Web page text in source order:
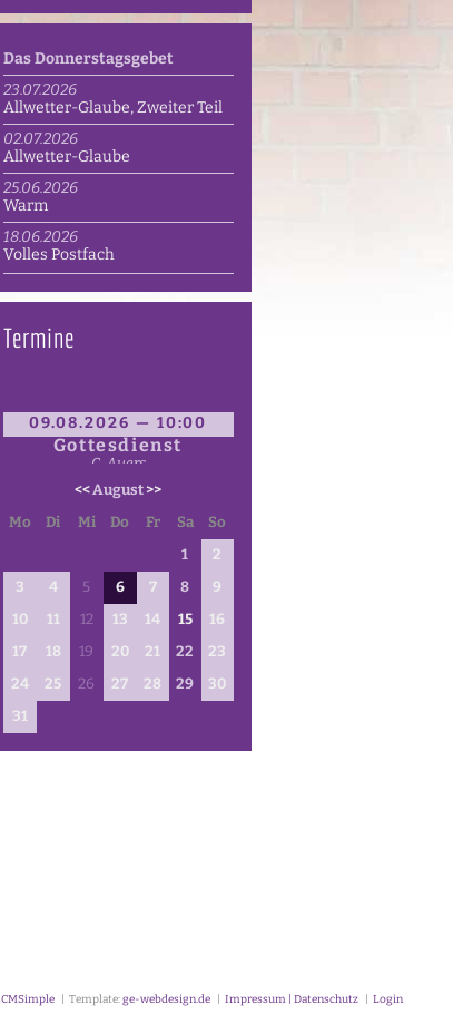
Das Donnerstagsgebet
23.07.2026
Allwetter-Glaube, Zweiter Teil
02.07.2026
Allwetter-Glaube
25.06.2026
Warm
18.06.2026
Volles Postfach
Termine
09.08.2026 — 10:00
Gottesdienst
C. Auers
16.08.2026 — 10:15
Gottesdienst
Schlee
<<August>>
Mo
Di Mi Do Fr Sa
So
1
2
3
4 5 6 7 8
9
10
11 12 13 14 15
16
17
18 19 20 21 22
23
24
25 26 27 28 29
30
31
CMSimple Template:ge-webdesign.de Impressum | Datenschutz Login